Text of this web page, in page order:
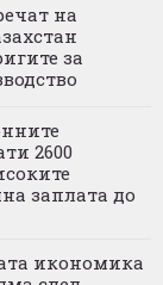
на
за
2600
заплата до
икономика